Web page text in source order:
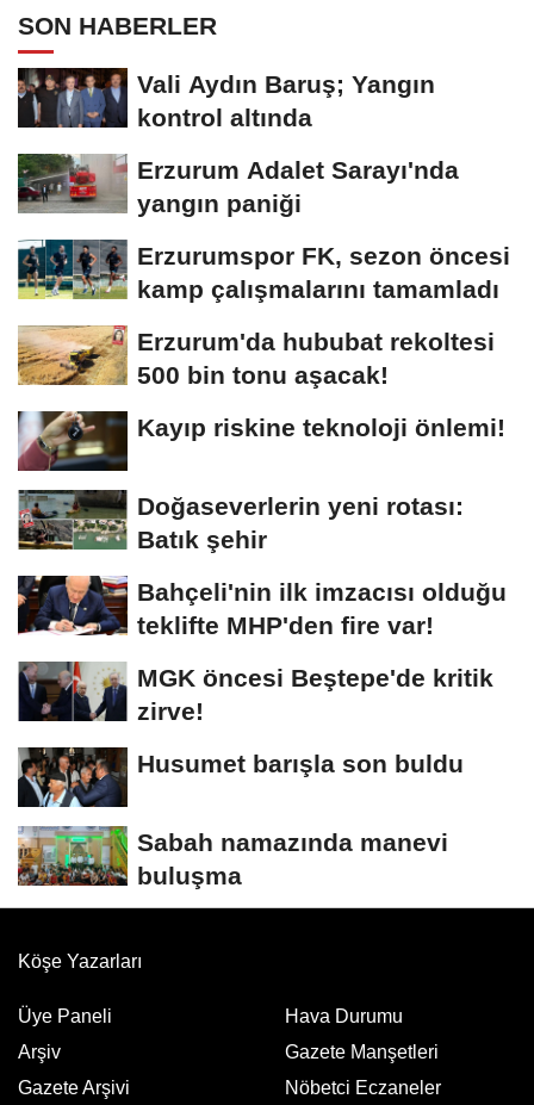
SON HABERLER
Vali Aydın Baruş; Yangın
kontrol altında
Erzurum Adalet Sarayı'nda
yangın paniği
Erzurumspor FK, sezon öncesi
kamp çalışmalarını tamamladı
Erzurum'da hububat rekoltesi
500 bin tonu aşacak!
Kayıp riskine teknoloji önlemi!
Doğaseverlerin yeni rotası:
Batık şehir
Bahçeli'nin ilk imzacısı olduğu
teklifte MHP'den fire var!
MGK öncesi Beştepe'de kritik
zirve!
Husumet barışla son buldu
Sabah namazında manevi
buluşma
Köşe Yazarları
Üye Paneli
Arşiv
Gazete Arşivi
Hava Durumu
Gazete Manşetleri
Nöbetci Eczaneler